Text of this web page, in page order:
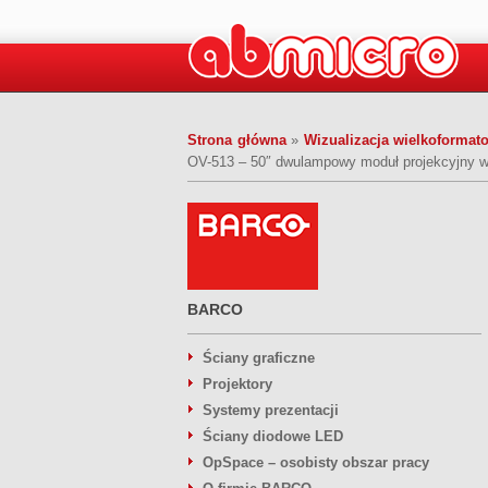
Strona główna» Wizualizacja
OV-513 – 50″ dwulampowy moduł
BARCO
Ściany graficzne
Projektory
Systemy prezentacji
Ściany diodowe LED
OpSpace – osobisty obszar pracy